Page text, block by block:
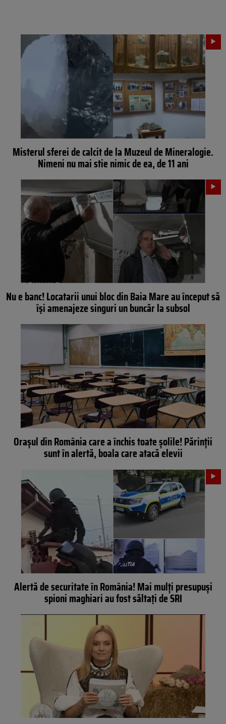
Misterul sferei de calcit de la Muzeul de Mineralogie.
Nimeni nu mai stie nimic de ea, de 11 ani
Nu e banc! Locatarii unui bloc din Baia Mare au început să
își amenajeze singuri un buncăr la subsol
Orașul din România care a închis toate șolile! Părinții
sunt în alertă, boala care atacă elevii
Alertă de securitate în România! Mai mulți presupuși
spioni maghiari au fost săltați de SRI